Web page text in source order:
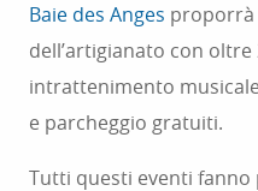
Baie des Anges proporrà
dell’artigianato con oltre
intrattenimento
e parcheggio gratuiti.
Tutti questi eventi